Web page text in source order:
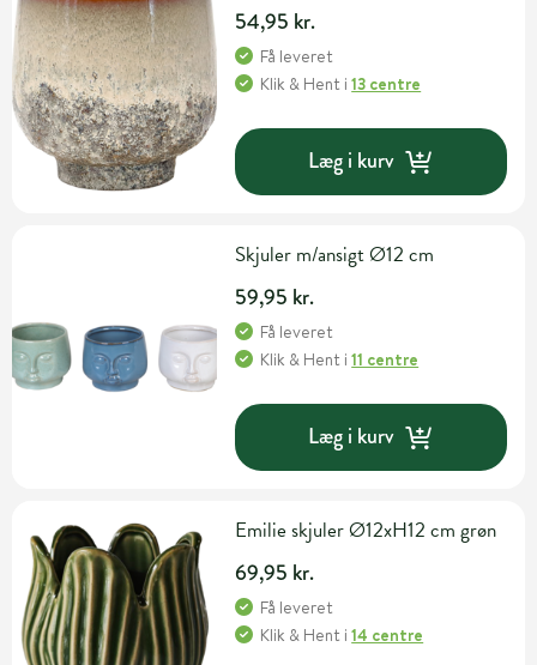
54,95 kr.
Få leveret
Klik & Hent i13 centre
Læg i kurv
Skjuler m/ansigt Ø12 cm
59,95 kr.
Få leveret
Klik & Hent i11 centre
Læg i kurv
Emilie skjuler Ø12xH12 cm grøn
69,95 kr.
Få leveret
Klik & Hent i14 centre